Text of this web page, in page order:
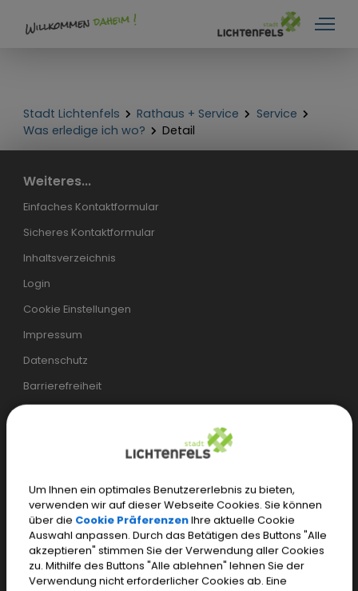
Stadt Lichtenfels Rathaus + Service
Service
Was erledige ich wo?
Detail
Weiteres...
Einfaches Kontaktformular
Sicheres Kontaktformular
Inhaltsverzeichnis
Login
Cookie Einstellungen
Impressum
Datenschutz
Barrierefreiheit
Mo.–Mi.
07.30 – 17.00 Uhr
Do.
07.30 – 18.00 Uhr
Fr.
07.30 – 12.00 Uhr
Um Ihnen ein optimales Benutzererlebnis zu bieten,
verwenden wir auf dieser Webseite Cookies. Sie können
über die Cookie PräferenzenIhre aktuelle Cookie
Auswahl anpassen. Durch das Betätigen des Buttons "Alle
akzeptieren" stimmen Sie der Verwendung aller Cookies
zu. Mithilfe des Buttons "Alle ablehnen" lehnen Sie der
Verwendung nicht erforderlicher Cookies ab. Eine